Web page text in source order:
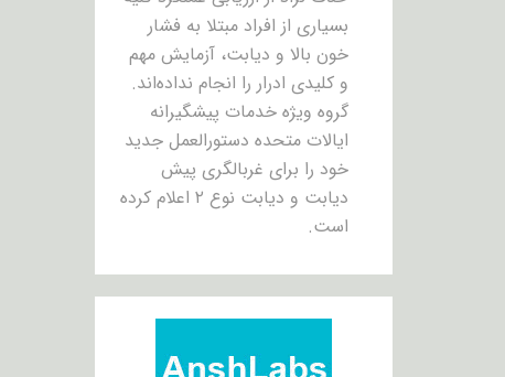
بسیاری از افراد مبتلا به فشار
خون بالا و دیابت، آزمایش مهم
و کلیدی ادرار را انجام نداده‌اند.
گروه ویژه خدمات پیشگیرانه
ایالات متحده دستورالعمل جدید
خود را برای غربالگری پیش
دیابت و دیابت نوع ۲ اعلام کرده
است.